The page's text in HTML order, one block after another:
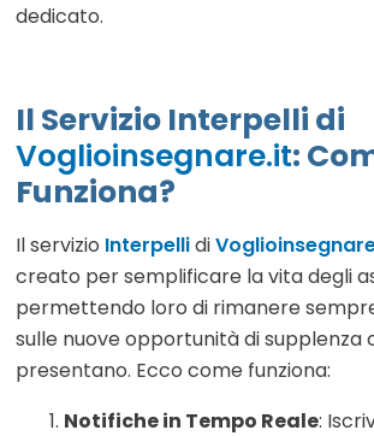
dedicato.
Il Servizio Interpelli di
Voglioinsegnare.it:
Funziona?
Il servizio Interpellidi
creato per semplificare la vita degli
permettendo loro di rimanere
sulle nuove opportunità di supplenza
presentano. Ecco come funziona:
Notifiche in Tempo Reale: